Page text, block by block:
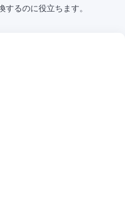
るのに役立ちます。